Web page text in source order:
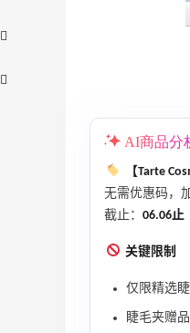
AI商品分
【Tarte
无需优惠码，
截止： 06.06止
关键限制
仅限精选
睫毛夹赠
【55
遇！满
满赠正
Tory